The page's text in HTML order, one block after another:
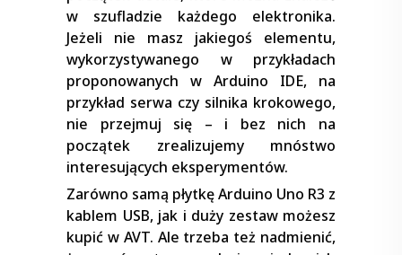
w szufladzie każdego elektronika.
Jeżeli nie masz jakiegoś elementu,
wykorzystywanego w przykładach
proponowanych w Arduino IDE, na
przykład serwa czy silnika krokowego,
nie przejmuj się – i bez nich na
początek zrealizujemy mnóstwo
interesujących eksperymentów.
Zarówno samą płytkę Arduino Uno R3 z
kablem USB, jak i duży zestaw możesz
kupić w AVT. Ale trzeba też nadmienić,